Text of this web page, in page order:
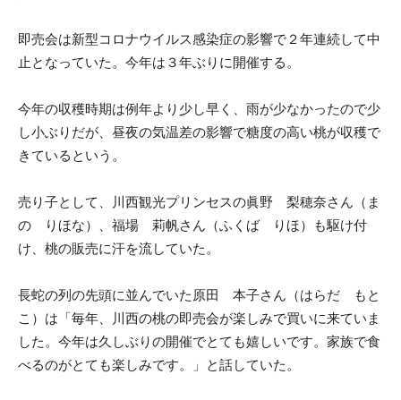
即売会は新型コロナウイルス感染症の影響で２年連続して中
止となっていた。今年は３年ぶりに開催する。
今年の収穫時期は例年より少し早く、雨が少なかったので少
し小ぶりだが、昼夜の気温差の影響で糖度の高い桃が収穫で
きているという。
売り子として、川西観光プリンセスの眞野 梨穂奈さん（ま
の りほな）、福場 莉帆さん（ふくば りほ）も駆け付
け、桃の販売に汗を流していた。
長蛇の列の先頭に並んでいた原田 本子さん（はらだ もと
こ）は「毎年、川西の桃の即売会が楽しみで買いに来ていま
した。今年は久しぶりの開催でとても嬉しいです。家族で食
べるのがとても楽しみです。」と話していた。